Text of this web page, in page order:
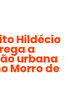
Hildécio
a
urbana
Morro de